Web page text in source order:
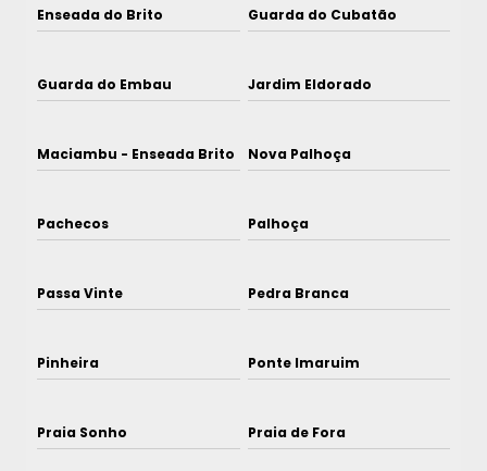
Enseada do Brito Guarda do Cubatão
Guarda do Embau Jardim Eldorado
Maciambu - Enseada Brito Nova Palhoça
Pachecos Palhoça
Passa Vinte Pedra Branca
Pinheira Ponte Imaruim
Praia Sonho Praia de Fora